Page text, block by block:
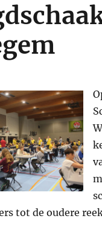
tot de oudere